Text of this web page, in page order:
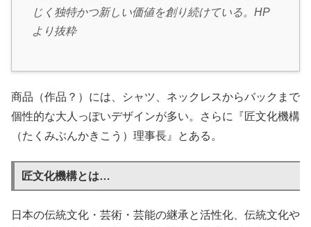
じく独特かつ新しい価値を創り続けている。HP
より抜粋
商品（作品？）には、シャツ、ネックレスからバックまで
個性的な大人っぽいデザインが多い。さらに『匠文化機構
（たくみぶんかきこう）理事長』とある。
匠文化機構とは…
日本の伝統文化・芸術・芸能の継承と活性化、伝統文化や